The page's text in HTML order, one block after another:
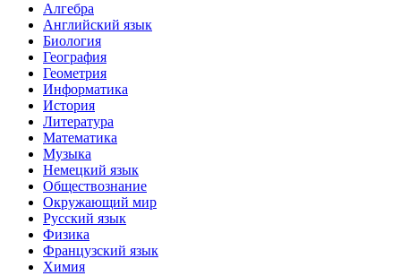
Алгебра
Английский язык
Биология
География
Геометрия
Информатика
История
Литература
Математика
Музыка
Немецкий язык
Обществознание
Окружающий мир
Русский язык
Физика
Французский язык
Химия